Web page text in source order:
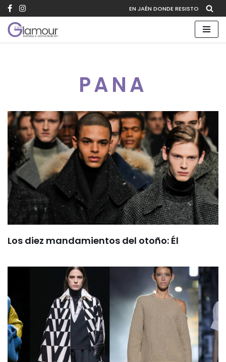
Saltar
al
EN JAÉN DONDE RESISTO
PANA
Los diez mandamientos del otoño: Él